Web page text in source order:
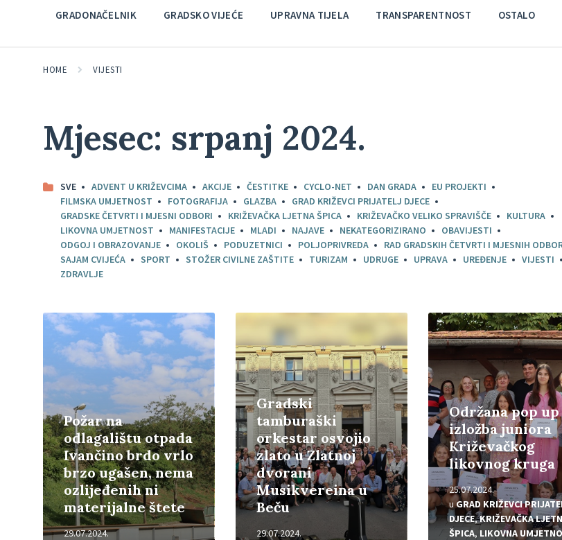
GRADONAČELNIK GRADSKO VIJEĆE UPRAVNA TIJELA TRANSPARENTNOST OSTALO
HOME VIJESTI
Mjesec: srpanj 2024.
SVE ADVENT U KRIŽEVCIMA AKCIJE ČESTITKE CYCLO-NET DAN GRADA
EU PROJEKTI
FILMSKA UMJETNOST
FOTOGRAFIJA GLAZBA
GRAD KRIŽEVCI PRIJATELJ DJECE
GRADSKE ČETVRTI I MJESNI ODBORI
KRIŽEVAČKA LJETNA ŠPICA KRIŽEVAČKO VELIKO SPRAVIŠČE
KULTURA
LIKOVNA UMJETNOST
MANIFESTACIJE MLADI NAJAVE NEKATEGORIZIRANO
OBAVIJESTI
ODGOJ I OBRAZOVANJE
OKOLIŠ PODUZETNICI POLJOPRIVREDA
RAD GRADSKIH ČETVRTI I MJESNIH
SAJAM CVIJEĆA
SPORT STOŽER CIVILNE ZAŠTITE TURIZAM UDRUGE UPRAVA UREĐENJE
VIJESTI
ZDRAVLJE
Požar na
odlagalištu otpada
Ivančino brdo vrlo
brzo ugašen, nema
ozlijeđenih ni
materijalne štete
29.07.2024.
Pročitajte
više
Gradski
tamburaški
orkestar osvojio
zlato u Zlatnoj
dvorani
Musikvereina u
Beču
29.07.2024.
Pročitajte
Održana pop up
izložba juniora
Križevačkog
likovnog kruga
25.07.2024.
uGRAD KRIŽEVCI
DJECE,KRIŽEVAČKA
ŠPICA,LIKOVNA
Pročitajte
više